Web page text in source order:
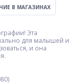
В МАГАЗИНАХ
Эта
для малышей и
и она